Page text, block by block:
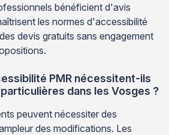
bénéficient d'avis
les normes d'accessibilité
devis gratuits sans engagement
PMR nécessitent-ils
dans les Vosges ?
peuvent nécessiter des
des modifications. Les